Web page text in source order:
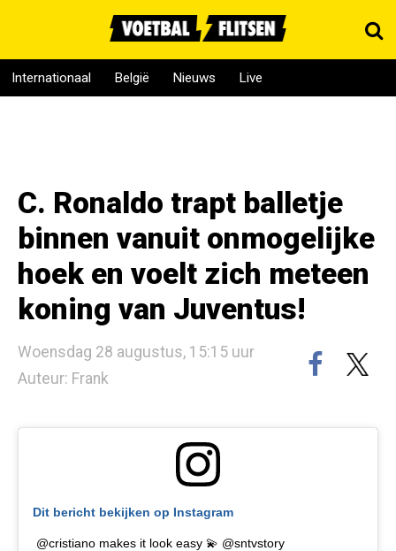
Internationaal België Nieuws Live
C. Ronaldo trapt balletje
binnen vanuit onmogelijke
hoek en voelt zich meteen
koning van Juventus!
Woensdag 28 augustus, 15:15 uur
Auteur: Frank
Dit bericht bekijken op Instagram
@cristiano makes it look easy 💫 @sntvstory